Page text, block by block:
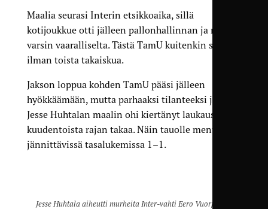
Maalia seurasi Interin etsikkoaika, sillä
kotijoukkue otti jälleen pallon­hallinnan ja näytti
varsin vaaralliselta. Tästä TamU kuitenkin selvisi
ilman toista takaiskua.
Jakson loppua kohden TamU pääsi jälleen
hyökkäämään, mutta parhaaksi tilanteeksi jäi
Jesse Huhtalan maalin ohi kiertänyt laukaus
kuudentoista rajan takaa. Näin tauolle mentiin
jännittävissä tasalukemissa 1–1.
Jesse Huhtala aiheutti murheita Inter-vahti Eero Vuorjoelle.